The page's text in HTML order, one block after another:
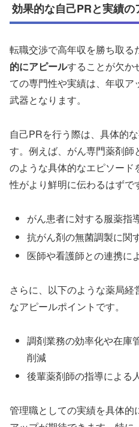
効果的な自己PRと実績の
転職交渉で高年収を勝ち取る
的にアピールすることが欠か
ての専門性や実績は、年収
武器となります。
自己PRを行う際は、具体的
す。例えば、がん専門薬剤
のような具体的なエピソー
性がより鮮明に伝わるはずで
がん患者に対する服薬指
抗がん剤の無菌調製に関
医師や看護師との連携に
さらに、以下のような薬局
なアピールポイントです。
調剤業務の効率化や在庫
削減
後輩薬剤師の指導による
管理職としての実績を具体